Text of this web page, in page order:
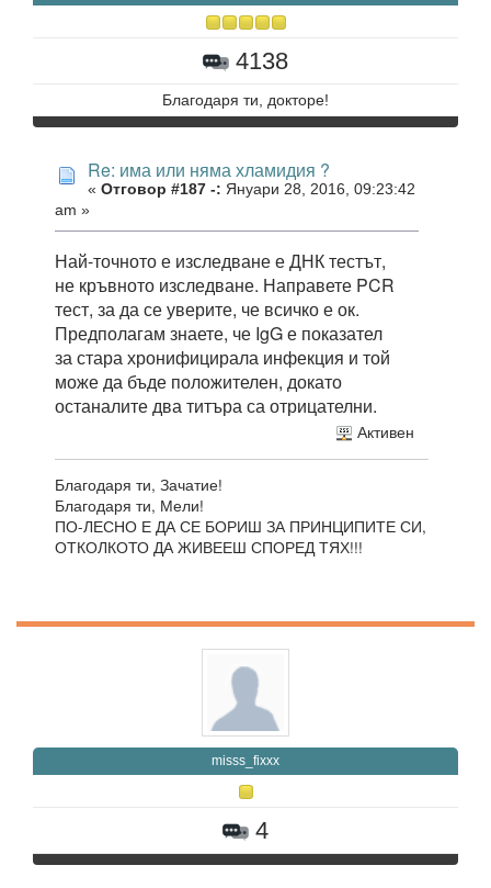
4138
Благодаря ти, докторе!
Re: има или няма хламидия ?
« Отговор #187 -: Януари 28, 2016, 09:23:42
am »
Най-точното е изследване е ДНК тестът,
не кръвното изследване. Направете PCR
тест, за да се уверите, че всичко е ок.
Предполагам знаете, че IgG е показател
за стара хронифицирала инфекция и той
може да бъде положителен, докато
останалите два титъра са отрицателни.
Активен
Благодаря ти, Зачатие!
Благодаря ти, Мели!
ПО-ЛЕСНО Е ДА СЕ БОРИШ ЗА ПРИНЦИПИТЕ СИ,
ОТКОЛКОТО ДА ЖИВЕЕШ СПОРЕД ТЯХ!!!
misss_fixxx
4